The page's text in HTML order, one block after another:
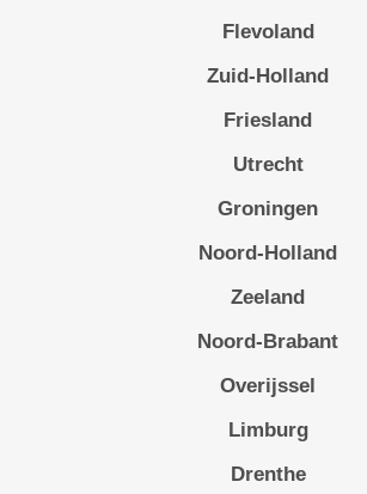
Flevoland
Zuid-Holland
Friesland
Utrecht
Groningen
Noord-Holland
Zeeland
Noord-Brabant
Overijssel
Limburg
Drenthe